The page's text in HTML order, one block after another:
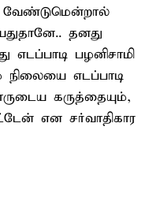
தனது
பழனிசாமி
எடப்பாடி
கருத்தையும்,
என சர்வாதிகார